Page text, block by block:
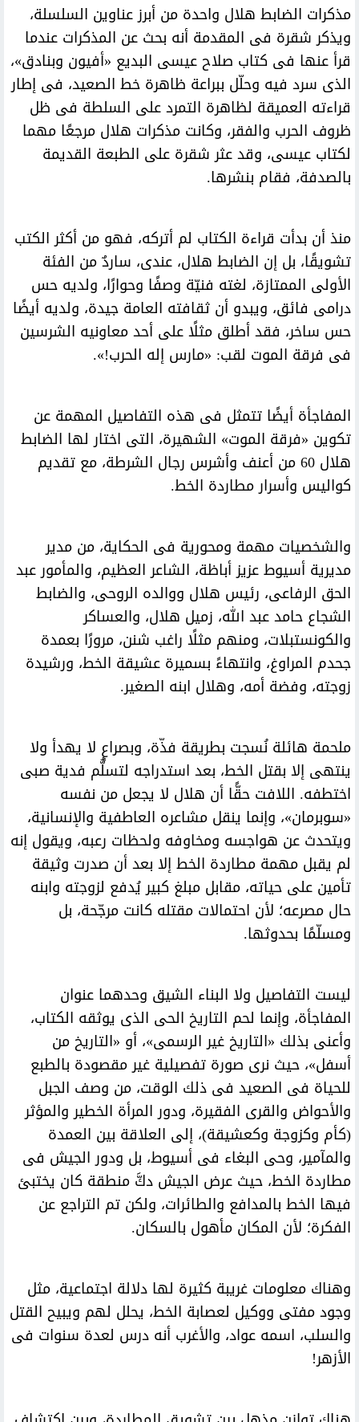
مذكرات الضابط هلال واحدة من أبرز عناوين السلسلة،
ويذكر شقرة فى المقدمة أنه بحث عن المذكرات عندما
قرأ عنها فى كتاب صلاح عيسى البديع «أفيون وبنادق»،
الذى سرد فيه وحلّل ببراعة ظاهرة خط الصعيد، فى إطار
قراءته العميقة لظاهرة التمرد على السلطة فى ظل
ظروف الحرب والفقر، وكانت مذكرات هلال مرجعًا مهما
لكتاب عيسى، وقد عثر شقرة على الطبعة القديمة
بالصدفة، فقام بنشرها.
منذ أن بدأت قراءة الكتاب لم أتركه، فهو من أكثر الكتب
تشويقًا، بل إن الضابط هلال، عندى، ساردٌ من الفئة
الأولى الممتازة، لغته فنيّة وصفًا وحوارًا، ولديه حس
درامى فائق، ويبدو أن ثقافته العامة جيدة، ولديه أيضًا
حس ساخر، فقد أطلق مثلًا على أحد معاونيه الشرسين
فى فرقة الموت لقب: «مارس إله الحرب!».
المفاجأة أيضًا تتمثل فى هذه التفاصيل المهمة عن
تكوين «فرقة الموت» الشهيرة، التى اختار لها الضابط
هلال 60 من أعنف وأشرس رجال الشرطة، مع تقديم
كواليس وأسرار مطاردة الخط.
والشخصيات مهمة ومحورية فى الحكاية، من مدير
مديرية أسيوط عزيز أباظة، الشاعر العظيم، والمأمور عبد
الحق الرفاعى، رئيس هلال ووالده الروحى، والضابط
الشجاع حامد عبد الله، زميل هلال، والعساكر
والكونستبلات، ومنهم مثلًا راغب شنن، مرورًا بعمدة
جحدم المراوغ، وانتهاءً بسميرة عشيقة الخط، ورشيدة
زوجته، وفضة أمه، وهلال ابنه الصغير.
ملحمة هائلة نُسجت بطريقة فذّة، وبصراعٍ لا يهدأ ولا
ينتهى إلا بقتل الخط، بعد استدراجه لتسلُّم فدية صبى
اختطفه. اللافت حقًّا أن هلال لا يجعل من نفسه
«سوبرمان»، وإنما ينقل مشاعره العاطفية والإنسانية،
ويتحدث عن هواجسه ومخاوفه ولحظات رعبه، ويقول إنه
لم يقبل مهمة مطاردة الخط إلا بعد أن صدرت وثيقة
تأمين على حياته، مقابل مبلغ كبير يُدفع لزوجته وابنه
حال مصرعه؛ لأن احتمالات مقتله كانت مرجّحة، بل
ومسلّمًا بحدوثها.
ليست التفاصيل ولا البناء الشيق وحدهما عنوان
المفاجأة، وإنما لحم التاريخ الحى الذى يوثقه الكتاب،
وأعنى بذلك «التاريخ غير الرسمى»، أو «التاريخ من
أسفل»، حيث نرى صورة تفصيلية غير مقصودة بالطبع
للحياة فى الصعيد فى ذلك الوقت، من وصف الجبل
والأحواض والقرى الفقيرة، ودور المرأة الخطير والمؤثر
(كأم وكزوجة وكعشيقة)، إلى العلاقة بين العمدة
والمآمير، وحى البغاء فى أسيوط، بل ودور الجيش فى
مطاردة الخط، حيث عرض الجيش دكَّ منطقة كان يختبئ
فيها الخط بالمدافع والطائرات، ولكن تم التراجع عن
الفكرة؛ لأن المكان مأهول بالسكان.
وهناك معلومات غريبة كثيرة لها دلالة اجتماعية، مثل
وجود مفتى ووكيل لعصابة الخط، يحلل لهم ويبيح القتل
والسلب، اسمه عواد، والأغرب أنه درس لعدة سنوات فى
الأزهر!